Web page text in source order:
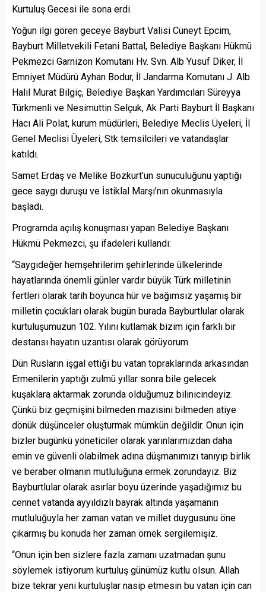
Kurtuluş Gecesi ile sona erdi.
Yoğun ilgi gören geceye Bayburt Valisi Cüneyt Epcim,
Bayburt Milletvekili Fetani Battal, Belediye Başkanı Hükmü
Pekmezci Garnizon Komutanı Hv. Svn. Alb Yusuf Diker, İl
Emniyet Müdürü Ayhan Bodur, İl Jandarma Komutanı J. Alb.
Halil Murat Bilgiç, Belediye Başkan Yardımcıları Süreyya
Türkmenli ve Nesimuttin Selçuk, Ak Parti Bayburt İl Başkanı
Hacı Ali Polat, kurum müdürleri, Belediye Meclis Üyeleri, İl
Genel Meclisi Üyeleri, Stk temsilcileri ve vatandaşlar
katıldı.
Samet Erdaş ve Melike Bozkurt’un sunuculuğunu yaptığı
gece saygı duruşu ve İstiklal Marşı’nın okunmasıyla
başladı.
Programda açılış konuşması yapan Belediye Başkanı
Hükmü Pekmezci, şu ifadeleri kullandı:
“Saygıdeğer hemşehrilerim şehirlerinde ülkelerinde
hayatlarında önemli günler vardır büyük Türk milletinin
fertleri olarak tarih boyunca hür ve bağımsız yaşamış bir
milletin çocukları olarak bugün burada Bayburtlular olarak
kurtuluşumuzun 102. Yılını kutlamak bizim için farklı bir
destansı hayatın uzantısı olarak görüyorum.
Dün Rusların işgal ettiği bu vatan topraklarında arkasından
Ermenilerin yaptığı zulmü yıllar sonra bile gelecek
kuşaklara aktarmak zorunda olduğumuz bilinicindeyiz.
Çünkü biz geçmişini bilmeden mazisini bilmeden atiye
dönük düşünceler oluşturmak mümkün değildir. Onun için
bizler bugünkü yöneticiler olarak yarınlarımızdan daha
emin ve güvenli olabilmek adına düşmanımızı tanıyıp birlik
ve beraber olmanın mutluluğuna ermek zorundayız. Biz
Bayburtlular olarak asırlar boyu üzerinde yaşadığımız bu
cennet vatanda ayyıldızlı bayrak altında yaşamanın
mutluluğuyla her zaman vatan ve millet duygusunu öne
çıkarmış bu konuda her zaman örnek sergilemişiz.
“Onun için ben sizlere fazla zamanı uzatmadan şunu
söylemek istiyorum kurtuluş günümüz kutlu olsun. Allah
bize tekrar yeni kurtuluşlar nasip etmesin bu vatan için can